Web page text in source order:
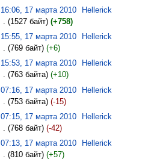
16:06, 17 марта 2010
Hellerick
1527 байт
+758
15:55, 17 марта 2010
Hellerick
769 байт
+6
15:53, 17 марта 2010
Hellerick
763 байта
+10
07:16, 17 марта 2010
Hellerick
753 байта
-15
07:15, 17 марта 2010
Hellerick
768 байт
-42
07:13, 17 марта 2010
Hellerick
810 байт
+57